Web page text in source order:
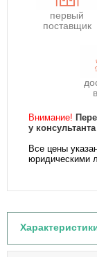
первый
поставщик
Внимание!
у
Все цены
юридическими